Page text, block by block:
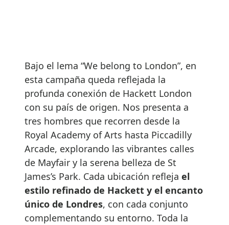
Bajo el lema “We belong to London”, en
esta campaña queda reflejada la
profunda conexión de Hackett London
con su país de origen. Nos presenta a
tres hombres que recorren desde la
Royal Academy of Arts hasta Piccadilly
Arcade, explorando las vibrantes calles
de Mayfair y la serena belleza de St
James’s Park. Cada ubicación refleja el
estilo refinado de Hackett y el encanto
único de Londres, con cada conjunto
complementando su entorno. Toda la